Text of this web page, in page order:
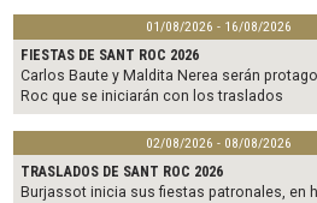
01/08/2026 - 16/08/2026
FIESTAS DE SANT ROC 2026
Carlos Baute y Maldita Nerea serán
Roc que se iniciarán con los traslados
02/08/2026 - 08/08/2026
TRASLADOS DE SANT ROC 2026
Burjassot inicia sus fiestas patronales, en